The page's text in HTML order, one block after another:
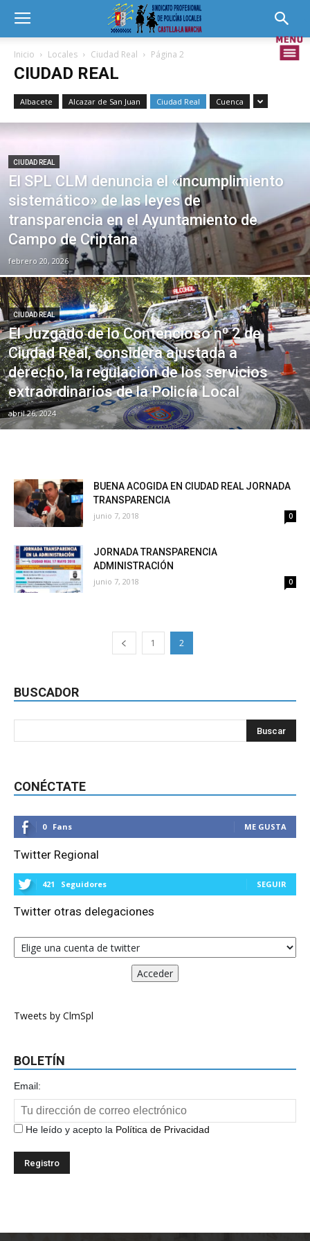
Inicio Locales Ciudad Real Página 2
CIUDAD REAL
Albacete Alcazar de San Juan Ciudad Real Cuenca
CIUDAD REAL
El SPL CLM denuncia el «incumplimiento
sistemático» de las leyes de
transparencia en el Ayuntamiento de
Campo de Criptana
febrero 20, 2026
CIUDAD REAL
El Juzgado de lo Contencioso nº 2 de
Ciudad Real, considera ajustada a
derecho, la regulación de los servicios
extraordinarios de la Policía Local
abril 26, 2024
BUENA ACOGIDA EN CIUDAD REAL JORNADA
TRANSPARENCIA
junio 7, 2018 0
JORNADA TRANSPARENCIA
ADMINISTRACIÓN
junio 7, 2018 0
1 2
BUSCADOR
CONÉCTATE
0 Fans ME GUSTA
Twitter Regional
421 Seguidores SEGUIR
Twitter otras delegaciones
Tweets by ClmSpl
BOLETÍN
Email:
He leído y acepto la Política de Privacidad